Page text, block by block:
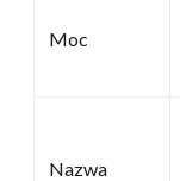
Moc
Nazwa